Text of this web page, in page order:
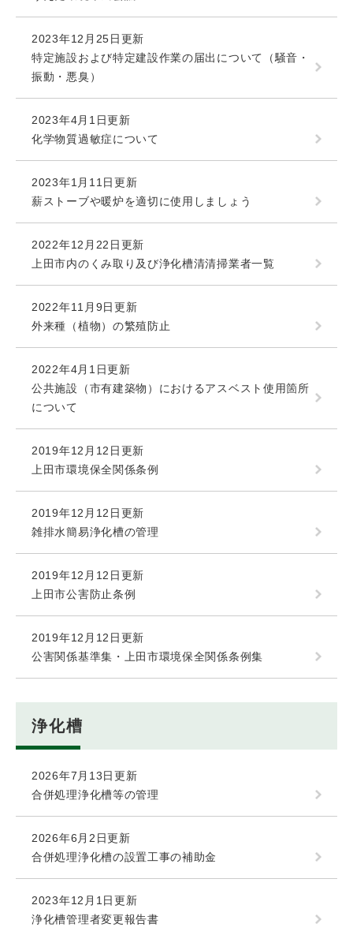
2023年12月25日更新
特定施設および特定建設作業の届出について（騒音・
振動・悪臭）
2023年4月1日更新
化学物質過敏症について
2023年1月11日更新
薪ストーブや暖炉を適切に使用しましょう
2022年12月22日更新
上田市内のくみ取り及び浄化槽清清掃業者一覧
2022年11月9日更新
外来種（植物）の繁殖防止
2022年4月1日更新
公共施設（市有建築物）におけるアスベスト使用箇所
について
2019年12月12日更新
上田市環境保全関係条例
2019年12月12日更新
雑排水簡易浄化槽の管理
2019年12月12日更新
上田市公害防止条例
2019年12月12日更新
公害関係基準集・上田市環境保全関係条例集
浄化槽
2026年7月13日更新
合併処理浄化槽等の管理
2026年6月2日更新
合併処理浄化槽の設置工事の補助金
2023年12月1日更新
浄化槽管理者変更報告書